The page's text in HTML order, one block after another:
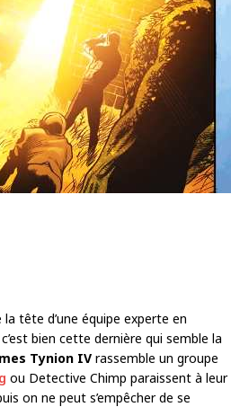
la tête d’une équipe experte en
bien cette dernière qui semble la
Tynion IV rassemble un groupe
ou Detective Chimp paraissent à leur
on ne peut s’empêcher de se